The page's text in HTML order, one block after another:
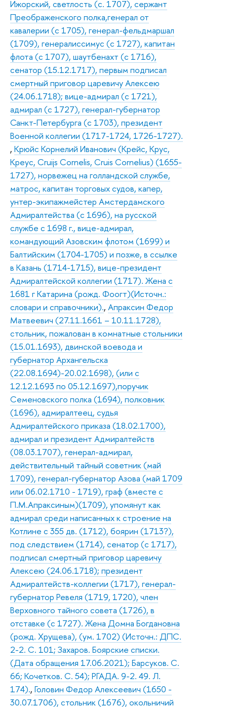
Ижорский, светлость (с. 1707), сержант
Преображенского полка,генерал от
кавалерии (с 1705), генерал-фельдмаршал
(1709), генералиссимус (с 1727), капитан
флота (с 1707), шаутбенахт (с 1716),
сенатор (15.12.1717), первым подписал
смертный приговор царевичу Алексею
(24.06.1718); вице-адмирал (с 1721),
адмирал (с 1727), генерал-губернатор
Санкт-Петербурга (с 1703), президент
Военной коллегии (1717-1724, 1726-1727).
, Крюйс Корнелий Иванович (Крейс, Крус,
Креус, Cruijs Cornelis, Cruis Cornelius) (1655-
1727), норвежец на голландской службе,
матрос, капитан торговых судов, капер,
унтер-экипажмейстер Амстердамского
Адмиралтейства (с 1696), на русской
службе с 1698 г., вице-адмирал,
командующий Азовским флотом (1699) и
Балтийским (1704-1705) и позже, в ссылке
в Казань (1714-1715), вице-президент
Адмиралтейской коллегии (1717). Жена с
1681 г Катарина (рожд. Фоогт)(Источн.:
словари и справочники)., Апраксин Федор
Матвеевич (27.11.1661 – 10.11.1728),
стольник, пожалован в комнатные стольники
(15.01.1693), двинской воевода и
губернатор Архангельска
(22.08.1694)-20.02.1698), (или с
12.12.1693 по 05.12.1697),поручик
Семеновского полка (1694), полковник
(1696), адмиралтеец, судья
Адмиралтейского приказа (18.02.1700),
адмирал и президент Адмиралтейств
(08.03.1707), генерал-адмирал,
действительный тайный советник (май
1709), генерал-губернатор Азова (май 1709
или 06.02.1710 - 1719), граф (вместе с
П.М.Апраксиным)(1709), упомянут как
адмирал среди написанных к строение на
Котлине с 355 дв. (1712), боярин (1713?),
под следствием (1714), сенатор (с 1717),
подписал смертный приговор царевичу
Алексею (24.06.1718); президент
Адмиралтейств-коллегии (1717), генерал-
губернатор Ревеля (1719, 1720), член
Верховного тайного совета (1726), в
отставке (с 1727). Жена Домна Богдановна
(рожд. Хрущева), (ум. 1702) (Источн.: ДПС.
2-2. С. 101; Захаров. Боярские списки.
(Дата обращения 17.06.2021); Барсуков. С.
66; Кочетков. С. 54); РГАДА. 9-2. 49. Л.
174)., Головин Федор Алексеевич (1650 -
30.07.1706), стольник (1676), окольничий